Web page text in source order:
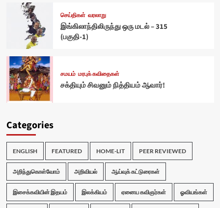
செய்திகள் வரலாறு
இங்கிலாந்திலிருந்து ஒரு மடல் – 315
(பகுதி-1)
சமயம் மரபுக் கவிதைகள்
சக்தியும் சிவனும் நித்தியம் ஆவார்!
Categories
ENGLISH FEATURED HOME-LIT PEER REVIEWED
அறிந்துகொள்வோம் அறிவியல் ஆய்வுக் கட்டுரைகள்
இசைக்கவியின் இதயம் இலக்கியம் ஏனைய கவிஞர்கள் ஓவியங்கள்